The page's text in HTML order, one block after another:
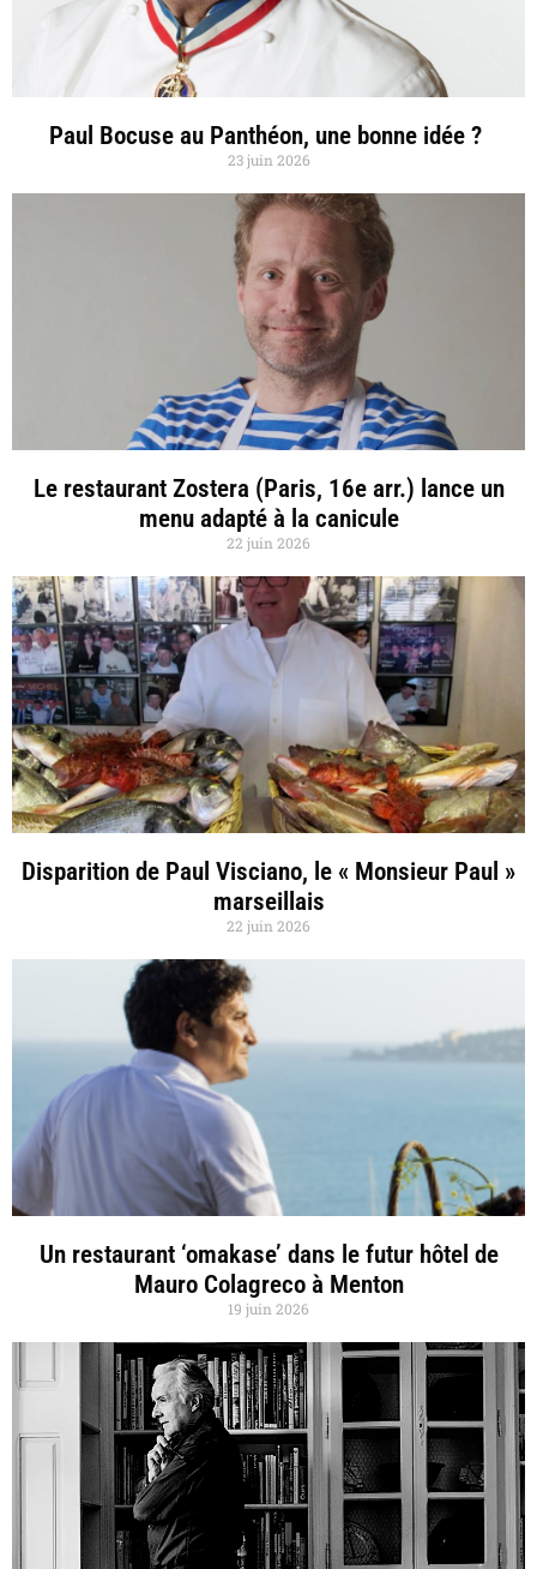
Paul Bocuse au Panthéon, une bonne idée ?
23 juin 2026
Le restaurant Zostera (Paris, 16e arr.) lance un
menu adapté à la canicule
22 juin 2026
Disparition de Paul Visciano, le « Monsieur Paul »
marseillais
22 juin 2026
Un restaurant ‘omakase’ dans le futur hôtel de
Mauro Colagreco à Menton
19 juin 2026